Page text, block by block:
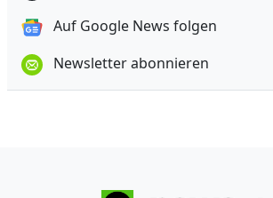
Auf Google News folgen
Newsletter abonnieren